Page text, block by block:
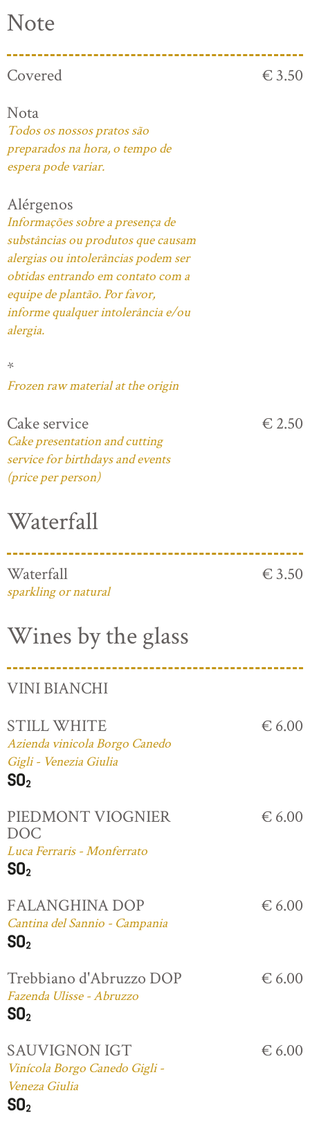
Note
Covered
€ 3.50
Nota
Todos os nossos pratos são
preparados na hora, o tempo de
espera pode variar.
Alérgenos
Informações sobre a presença de
substâncias ou produtos que causam
alergias ou intolerâncias podem ser
obtidas entrando em contato com a
equipe de plantão. Por favor,
informe qualquer intolerância e/ou
alergia.
*
Frozen raw material at the origin
Cake service
Cake presentation and cutting
service for birthdays and events
(price per person)
€ 2.50
Waterfall
Waterfall
sparkling or natural
€ 3.50
Wines by the glass
VINI BIANCHI
STILL WHITE
Azienda vinicola Borgo Canedo
Gigli - Venezia Giulia
€ 6.00
PIEDMONT VIOGNIER
DOC
Luca Ferraris - Monferrato
€ 6.00
FALANGHINA DOP
Cantina del Sannio - Campania
€ 6.00
Trebbiano d'Abruzzo DOP
Fazenda Ulisse - Abruzzo
€ 6.00
SAUVIGNON IGT
Vinícola Borgo Canedo Gigli -
Veneza Giulia
€ 6.00